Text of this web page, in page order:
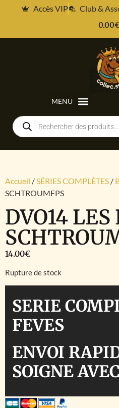
Accès VIP Club &
0.00
Accueil /SÉRIES COMPLÈTES /
SCHTROUMFPS
DVO14 LES
14.00€
Rupture de stock
SERIE
FEVES
ENVOI
SOIGNE